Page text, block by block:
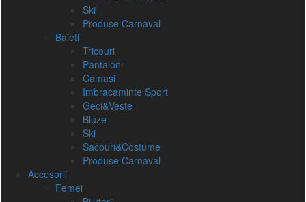
Ski
Produse Carnaval
Baieti
Tricouri
Pantaloni
Camasi
Imbracaminte Sport
Geci&Veste
Bluze
Ski
Sacouri&Costume
Produse Carnaval
Accesorii
Femei